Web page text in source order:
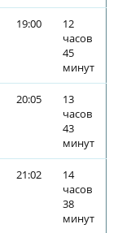
19:00
12
часов
45
минут
20:05
13
часов
43
минут
21:02
14
часов
38
минут